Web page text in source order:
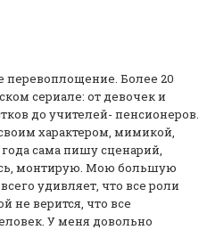
перевоплощение. Более 20
сериале: от девочек и
до учителей- пенсионеров.
характером, мимикой,
сама пишу сценарий,
монтирую. Мою большую
удивляет, что все роли
не верится, что все
У меня довольно